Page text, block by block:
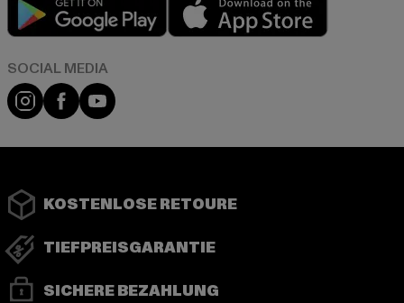
Instagram
FacebookYouTube
KOSTENLOSE RETOURE
TIEFPREISGARANTIE
SICHERE BEZAHLUNG